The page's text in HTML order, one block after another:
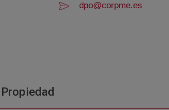
dpo@corpme.es